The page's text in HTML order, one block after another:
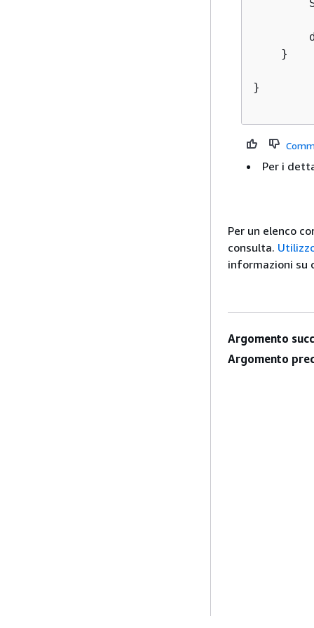
    }
}
Per i
Per un elenco
consulta.
informazioni su
Argomento
Argomento